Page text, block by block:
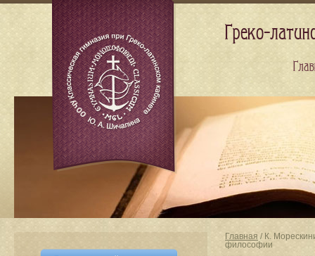
Главная / К.
философии
Греко-